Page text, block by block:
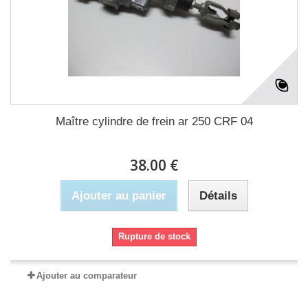
Maître cylindre de frein ar 250 CRF 04
38.00 €
Ajouter au panier Détails
Rupture de stock
Ajouter au comparateur